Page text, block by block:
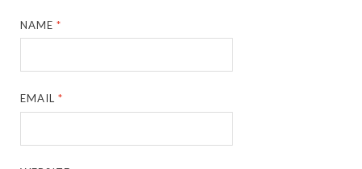
NAME*
EMAIL*